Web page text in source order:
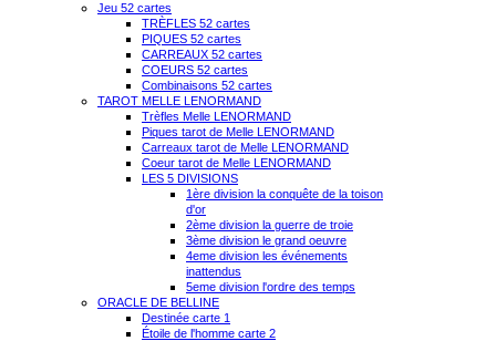
Jeu 52 cartes
TRÈFLES 52 cartes
PIQUES 52 cartes
CARREAUX 52 cartes
COEURS 52 cartes
Combinaisons 52 cartes
TAROT MELLE LENORMAND
Trèfles Melle LENORMAND
Piques tarot de Melle LENORMAND
Carreaux tarot de Melle LENORMAND
Coeur tarot de Melle LENORMAND
LES 5 DIVISIONS
1ère division la conquête de la toison
d'or
2ème division la guerre de troie
3ème division le grand oeuvre
4eme division les événements
inattendus
5eme division l'ordre des temps
ORACLE DE BELLINE
Destinée carte 1
Étoile de l'homme carte 2